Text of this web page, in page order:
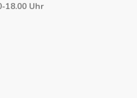
18.00 Uhr